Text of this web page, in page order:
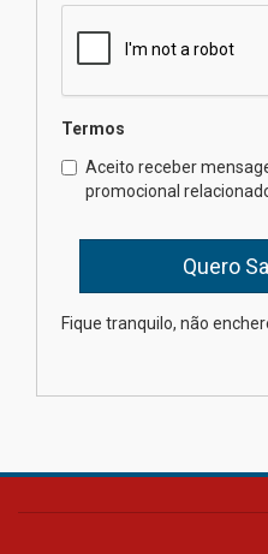
de
Termos
Aceito receber
promocional
Fique tranquilo, não